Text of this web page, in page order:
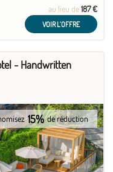
au lieu de187 €
VOIR L'OFFRE
- Handwritten
15% de réduction